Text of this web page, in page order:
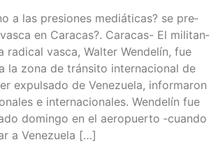
a las pre­sio­nes mediá­ti­cas? se pre­
en Cara­cas?. Cara­­cas- El mili­tan­
radi­cal vas­ca, Wal­ter Wen­de­lín, fue
la zona de trán­si­to inter­na­cio­nal de
expul­sa­do de Vene­zue­la, infor­ma­ron
e inter­na­cio­na­les. Wen­de­lín fue
domin­go en el aero­puer­to ‑cuan­do
a Venezuela […]